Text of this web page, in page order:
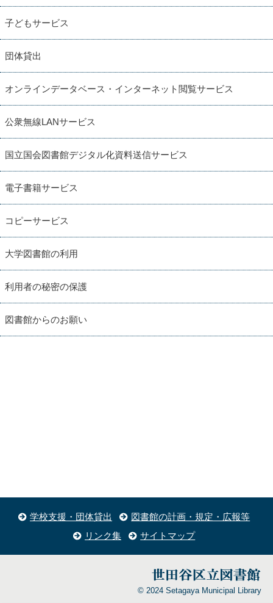
子どもサービス
団体貸出
オンラインデータベース・インターネット閲覧サービス
公衆無線LANサービス
国立国会図書館デジタル化資料送信サービス
電子書籍サービス
コピーサービス
大学図書館の利用
利用者の秘密の保護
図書館からのお願い
学校支援・団体貸出
図書館の計画・規定・広報等
リンク集
サイトマップ
© 2024 Setagaya Municipal Library